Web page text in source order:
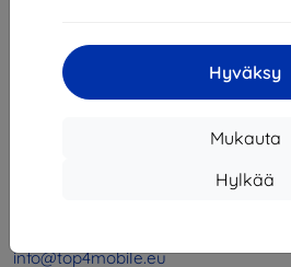
Hyväksy
Mukauta
Hylkää
Shield-SK s.r.o.
SK2023549671
info@top4mobile.eu